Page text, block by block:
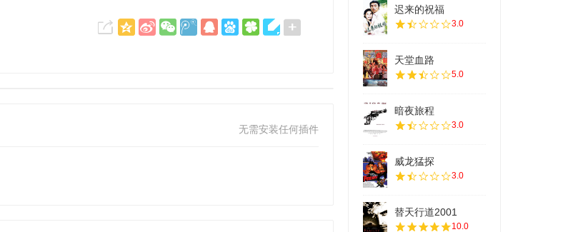
无需安装任何插件
迟来的祝福
3.0
天堂血路
5.0
暗夜旅程
3.0
威龙猛探
3.0
替天行道2001
10.0